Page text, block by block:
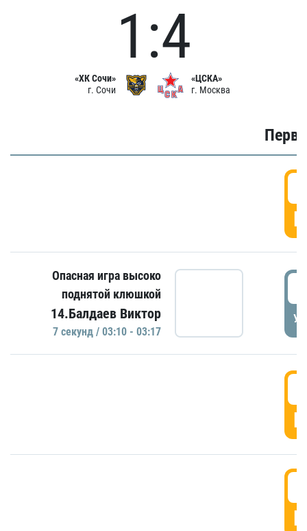
«ХК Сочи»
г. Сочи
1:4
«ЦСКА»
г. Москва
Опасная игра высоко
поднятой клюшкой
14.Балдаев Виктор
7 секунд / 03:10 - 03:17